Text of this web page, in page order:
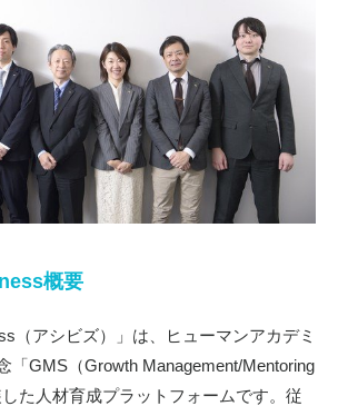
概要
（アシビズ）」は、ヒューマンアカデミ
「GMS （Growth Management/Mentoring
た人材育成プラットフォームです。従